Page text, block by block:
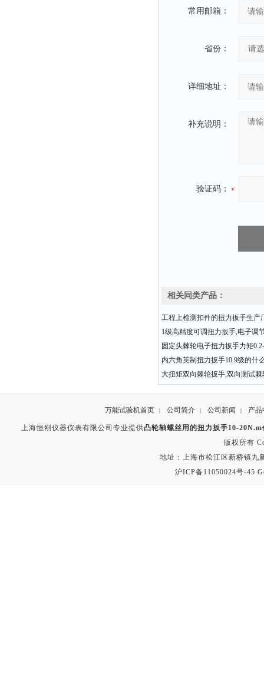
常用邮箱：
省份：
详细地址：
补充说明：
验证码：
相关同类产品：
工程上检测扣件的扭力扳手生产
1级高精度可调扭力扳手,电子调
固定头棘轮电子扭力扳手力矩
内六角英制扭力扳手10.9级的什
大扭矩双向棘轮扳手,双向测试
万能试验机首页 | 公司简介 | 公司新闻 | 产品
上海恒刚仪器仪表有限公司专业提供凸轮轴螺丝用的扭力扳手10-20N.m
版权所有
地址：上海市松江区新桥镇九
沪ICP备11050024号-45